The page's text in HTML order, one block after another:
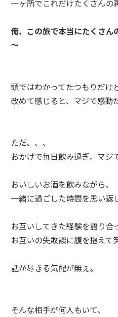
一ヶ所でこれだけたくさんの
俺、この旅で本当にたくさん
～
頭ではわかってたつもりだけ
改めて感じると、マジで感動
ただ、、、
おかげで毎日飲み過ぎ。マジ
おいしいお酒を飲みながら、
一緒に過ごした時間を思い返
お互いしてきた経験を語り合
お互いの失敗談に腹を抱えて
話が尽きる気配が無ぇ。
そんな相手が何人もいて、